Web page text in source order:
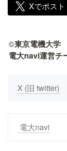
Xでポスト
©東京電機大学
電大navi運営チ
X (旧 twitter)
電大navi